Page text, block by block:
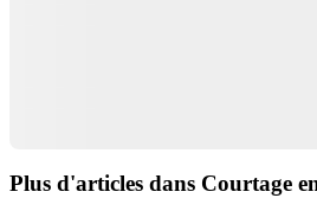
Plus d'articles dans Courtage